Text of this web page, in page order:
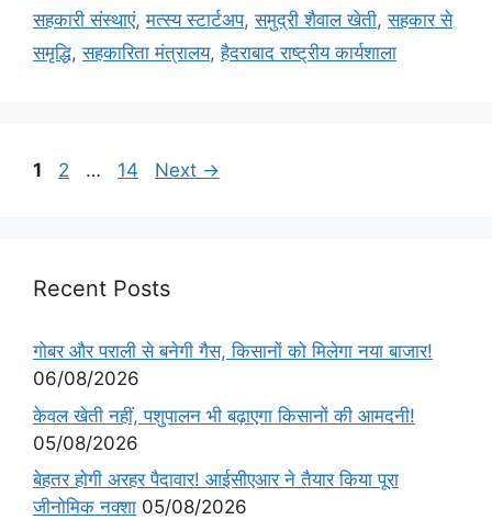
सहकारी संस्थाएं,मत्स्य स्टार्टअप,समुद्री शैवाल खेती,सहकार से
समृद्धि,सहकारिता मंत्रालय,हैदराबाद राष्ट्रीय कार्यशाला
1 2 … 14 Next →
Recent Posts
गोबर और पराली से बनेगी गैस, किसानों को मिलेगा नया बाजार!
06/08/2026
केवल खेती नहीं, पशुपालन भी बढ़ाएगा किसानों की आमदनी!
05/08/2026
बेहतर होगी अरहर पैदावार! आईसीएआर ने तैयार किया पूरा
जीनोमिक नक्शा 05/08/2026